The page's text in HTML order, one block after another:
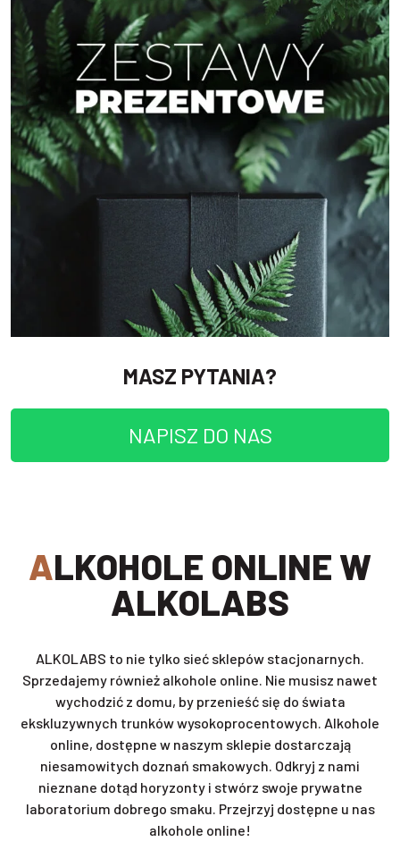
MASZ PYTANIA?
NAPISZ DO NAS
ALKOHOLE ONLINE W
ALKOLABS
ALKOLABS to nie tylko sieć sklepów stacjonarnych.
Sprzedajemy również alkohole online. Nie musisz nawet
wychodzić z domu, by przenieść się do świata
ekskluzywnych trunków wysokoprocentowych. Alkohole
online, dostępne w naszym sklepie dostarczają
niesamowitych doznań smakowych. Odkryj z nami
nieznane dotąd horyzonty i stwórz swoje prywatne
laboratorium dobrego smaku. Przejrzyj dostępne u nas
alkohole online!